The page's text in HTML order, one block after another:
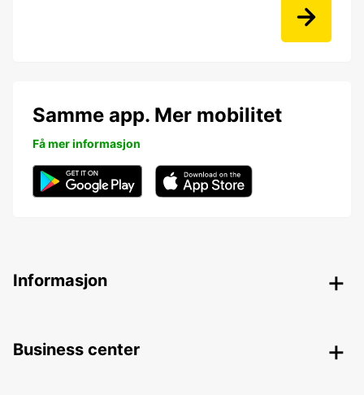
Samme app. Mer mobilitet
Få mer informasjon
Informasjon
Business center